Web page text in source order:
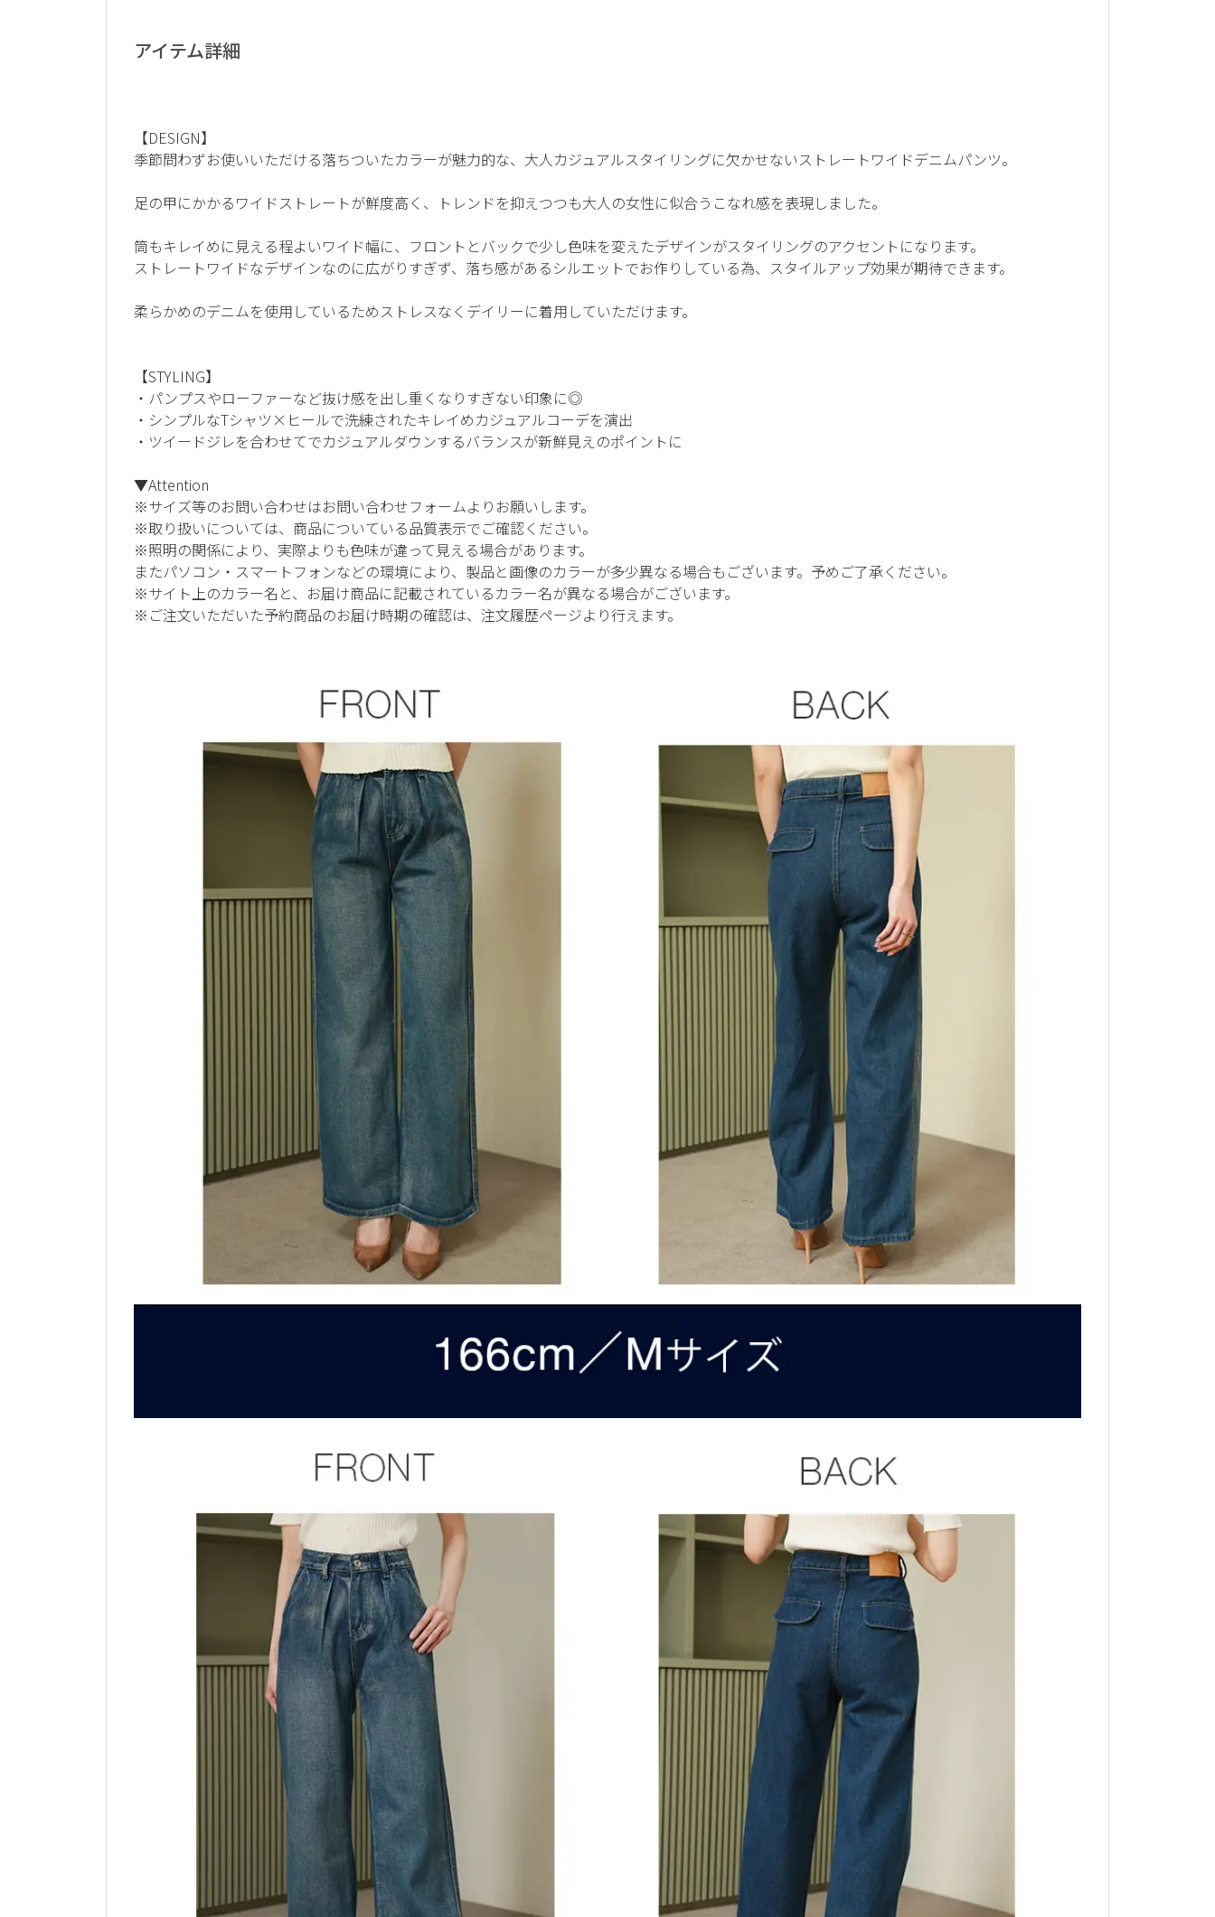
アイテム詳細
【DESIGN】
季節問わずお使いいただける落ちついたカラーが魅力的な、大人カジュアルスタイリングに欠かせないストレートワイドデニムパンツ。
足の甲にかかるワイドストレートが鮮度高く、トレンドを抑えつつも大人の女性に似合うこなれ感を表現しました。
筒もキレイめに見える程よいワイド幅に、フロントとバックで少し色味を変えたデザインがスタイリングのアクセントになります。
ストレートワイドなデザインなのに広がりすぎず、落ち感があるシルエットでお作りしている為、スタイルアップ効果が期待できます。
柔らかめのデニムを使用しているためストレスなくデイリーに着用していただけます。
【STYLING】
・パンプスやローファーなど抜け感を出し重くなりすぎない印象に◎
・シンプルなTシャツ×ヒールで洗練されたキレイめカジュアルコーデを演出
・ツイードジレを合わせてでカジュアルダウンするバランスが新鮮見えのポイントに
▼Attention
※サイズ等のお問い合わせはお問い合わせフォームよりお願いします。
※取り扱いについては、商品についている品質表示でご確認ください。
※照明の関係により、実際よりも色味が違って見える場合があります。
またパソコン・スマートフォンなどの環境により、製品と画像のカラーが多少異なる場合もございます。予めご了承ください。
※サイト上のカラー名と、お届け商品に記載されているカラー名が異なる場合がございます。
※ご注文いただいた予約商品のお届け時期の確認は、注文履歴ページより行えます。